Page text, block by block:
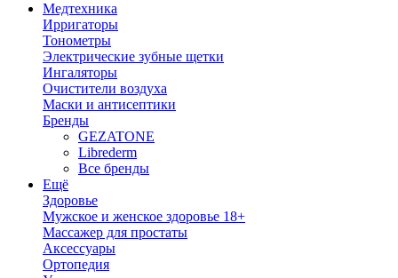
Медтехника
Ирригаторы
Тонометры
Электрические зубные щетки
Ингаляторы
Очистители воздуха
Маски и антисептики
Бренды
GEZATONE
Librederm
Все бренды
Ещё
Здоровье
Мужское и женское здоровье 18+
Массажер для простаты
Аксессуары
Ортопедия